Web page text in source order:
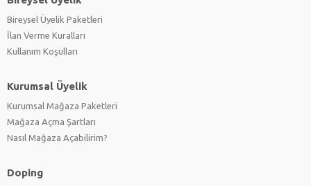
Bireysel Üyelik Paketleri
İlan Verme Kuralları
Kullanım Koşulları
Kurumsal Üyelik
Kurumsal Mağaza Paketleri
Mağaza Açma Şartları
Nasıl Mağaza Açabilirim?
Doping